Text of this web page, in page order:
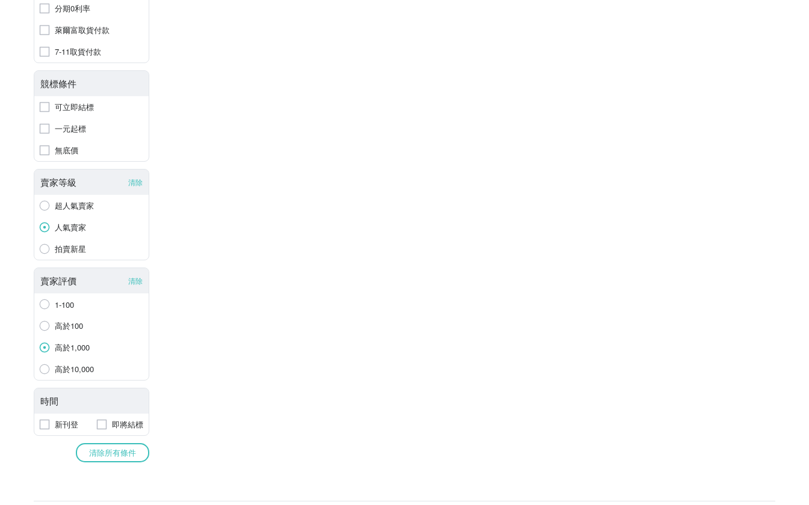
分期0利率
萊爾富取貨付款
7-11取貨付款
競標條件
可立即結標
一元起標
無底價
賣家等級 清除
超人氣賣家
人氣賣家
拍賣新星
賣家評價 清除
1-100
高於100
高於1,000
高於10,000
時間
新刊登 即將結標
清除所有條件